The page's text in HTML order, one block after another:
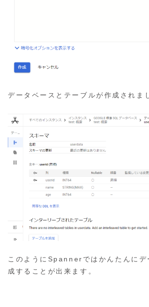
データベースとテーブルが作成されま
このようにSpannerではかんたんにデ
成することが出来ます。